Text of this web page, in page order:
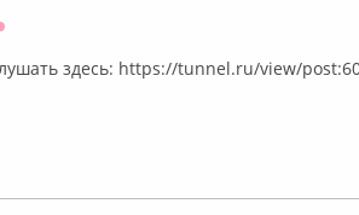
здесь: https://tunnel.ru/view/